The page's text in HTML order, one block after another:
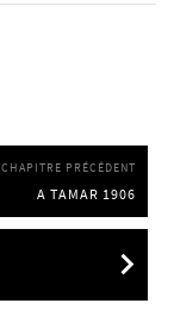
CHAPITRE PRÉCÉDENT
A TAMAR 1906
A TAMAR 1906